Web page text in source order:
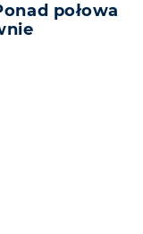
połowa